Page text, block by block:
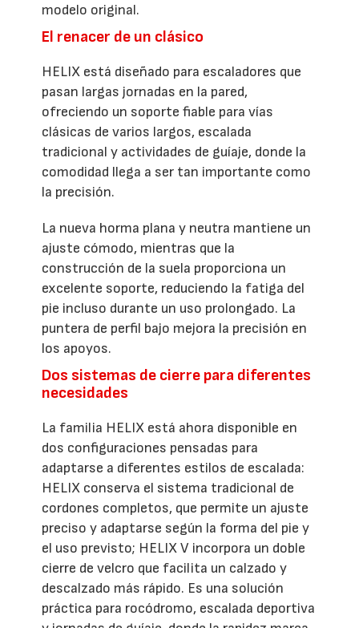
modelo original.
El renacer de un clásico
HELIX está diseñado para escaladores que
pasan largas jornadas en la pared,
ofreciendo un soporte fiable para vías
clásicas de varios largos, escalada
tradicional y actividades de guíaje, donde la
comodidad llega a ser tan importante como
la precisión.
La nueva horma plana y neutra mantiene un
ajuste cómodo, mientras que la
construcción de la suela proporciona un
excelente soporte, reduciendo la fatiga del
pie incluso durante un uso prolongado. La
puntera de perfil bajo mejora la precisión en
los apoyos.
Dos sistemas de cierre para diferentes
necesidades
La familia HELIX está ahora disponible en
dos configuraciones pensadas para
adaptarse a diferentes estilos de escalada:
HELIX conserva el sistema tradicional de
cordones completos, que permite un ajuste
preciso y adaptarse según la forma del pie y
el uso previsto; HELIX V incorpora un doble
cierre de velcro que facilita un calzado y
descalzado más rápido. Es una solución
práctica para rocódromo, escalada deportiva